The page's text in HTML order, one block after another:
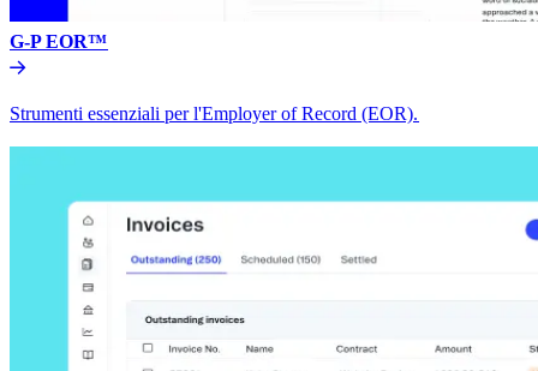
G-P EOR™​​
Strumenti essenziali per l'Employer of Record (EOR).​​